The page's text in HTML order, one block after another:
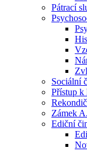
Pátrací
Sociální
Přístup k
Zámek
Ediční